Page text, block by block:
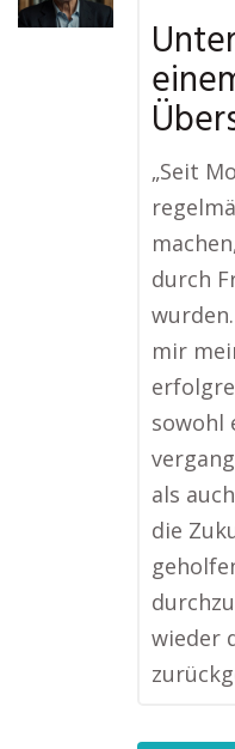
„Seit
durch
mir
sowohl
als
die
wieder